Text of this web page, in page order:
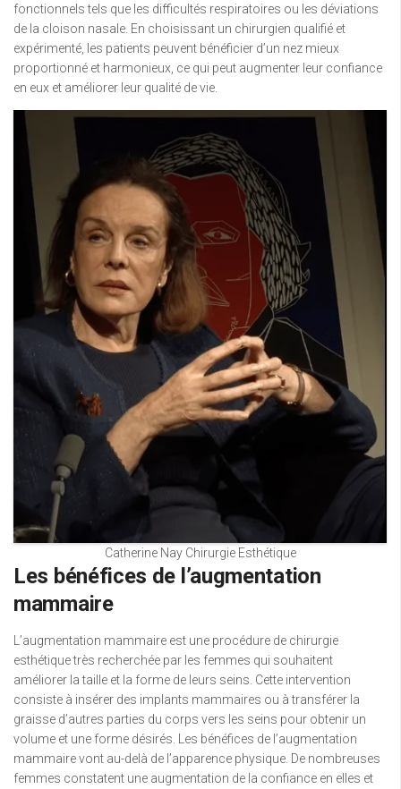
fonctionnels tels que les difficultés respiratoires ou les déviations
de la cloison nasale. En choisissant un chirurgien qualifié et
expérimenté, les patients peuvent bénéficier d’un nez mieux
proportionné et harmonieux, ce qui peut augmenter leur confiance
en eux et améliorer leur qualité de vie.
Catherine Nay Chirurgie Esthétique
Les bénéfices de l’augmentation
mammaire
L’augmentation mammaire est une procédure de chirurgie
esthétique très recherchée par les femmes qui souhaitent
améliorer la taille et la forme de leurs seins. Cette intervention
consiste à insérer des implants mammaires ou à transférer la
graisse d’autres parties du corps vers les seins pour obtenir un
volume et une forme désirés. Les bénéfices de l’augmentation
mammaire vont au-delà de l’apparence physique. De nombreuses
femmes constatent une augmentation de la confiance en elles et